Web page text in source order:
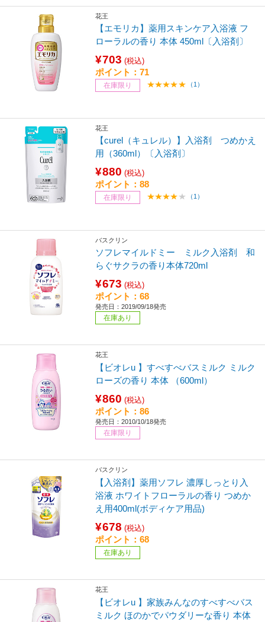
花王
【エモリカ】薬用スキンケア入浴液 フ
ローラルの香り 本体 450ml〔入浴剤〕
¥703 (税込)
ポイント：71
在庫限り （1）
花王
【curel（キュレル）】入浴剤 つめかえ
用（360ml）〔入浴剤〕
¥880 (税込)
ポイント：88
在庫限り （1）
バスクリン
ソフレマイルドミー ミルク入浴剤 和
らぐサクラの香り本体720ml
¥673 (税込)
ポイント：68
発売日：2019/09/18発売
在庫あり
花王
【ビオレu 】すべすべバスミルク ミルク
ローズの香り 本体 （600ml）
¥860 (税込)
ポイント：86
発売日：2010/10/18発売
在庫限り
バスクリン
【入浴剤】薬用ソフレ 濃厚しっとり入
浴液 ホワイトフローラルの香り つめか
え用400ml(ボディケア用品)
¥678 (税込)
ポイント：68
在庫あり
花王
【ビオレu 】家族みんなのすべすべバス
ミルク ほのかでパウダリーな香り 本体